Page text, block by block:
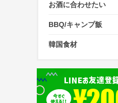
お酒に合わせたい
BBQ/キャンプ飯
韓国食材